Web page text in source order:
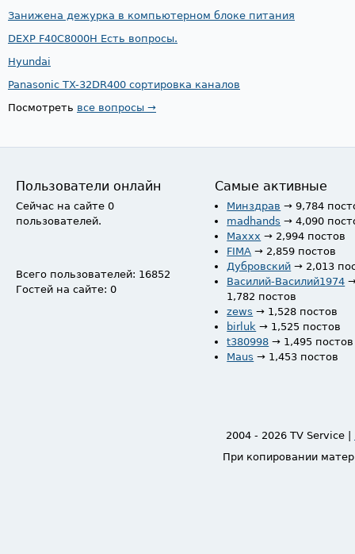
Занижена дежурка в компьютерном блоке питания
DEXP F40C8000H Есть вопросы.
Hyundai
Panasonic TX-32DR400 сортировка каналов
Посмотреть все вопросы →
Пользователи онлайн
Сейчас на сайте 0
пользователей.
Всего пользователей: 16852
Гостей на сайте: 0
Самые активные
Минздрав → 9,784
madhands → 4,090
Maxxx → 2,994 постов
FIMA → 2,859 постов
Дубровский → 2,013
Василий-Василий1974
1,782 постов
zews → 1,528 постов
birluk → 1,525 постов
t380998 → 1,495 постов
Maus → 1,453 постов
2004 - 2026 TV Service |
При копировании